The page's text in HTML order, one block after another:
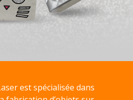
est spécialisée dans